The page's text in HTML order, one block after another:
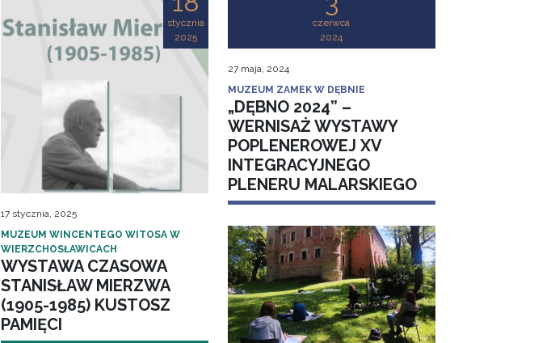
stycznia
2025
17 stycznia, 2025
MUZEUM WINCENTEGO WITOSA W
WIERZCHOSŁAWICACH
WYSTAWA CZASOWA
STANISŁAW MIERZWA
(1905-1985) KUSTOSZ
PAMIĘCI
czerwca
2024
27 maja, 2024
MUZEUM ZAMEK W DĘBNIE
„DĘBNO 2024” –
WERNISAŻ WYSTAWY
POPLENEROWEJ XV
INTEGRACYJNEGO
PLENERU MALARSKIEGO